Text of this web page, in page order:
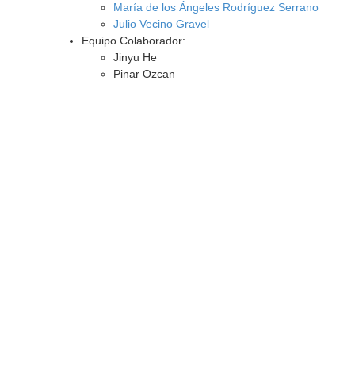
María de los Ángeles Rodríguez Serrano
Julio Vecino Gravel
Equipo Colaborador:
Jinyu He
Pinar Ozcan